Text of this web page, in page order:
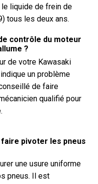
liquide de frein de
tous les deux ans.
contrôle du moteur
?
de votre Kawasaki
un problème
de faire
qualifié pour
pivoter les pneus
une usure uniforme
pneus. Il est